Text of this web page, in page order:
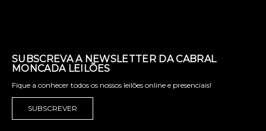
SUBSCREVA A NEWSLETTER DA CABRAL
MONCADA LEILÕES
Fique a conhecer todos os nossos leilões online e presenciais!
SUBSCREVER